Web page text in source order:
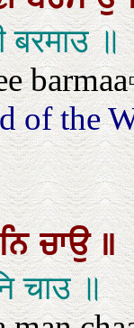
बरमाउ ॥
of the
ਚਾਉ॥
चाउ ॥